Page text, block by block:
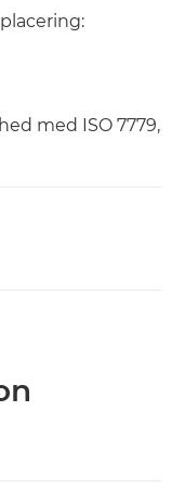
med ISO 7779,